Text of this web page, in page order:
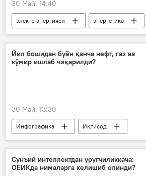
30 Май, 14:40
электр энергияси
энергетика
Энергетика вазирлиги
Яшил энергия
Йил бошидан буён қанча нефт, газ ва
кўмир ишлаб чиқарилди?
30 Май, 13:30
Инфографика
Иқтисод
кўмир маҳсулоти
нефть
газ
энергетика
Миллий статистика қўмитаси
Сунъий интеллектдан уруғчиликкача:
ОЕИКда нималарга келишиб олинди?